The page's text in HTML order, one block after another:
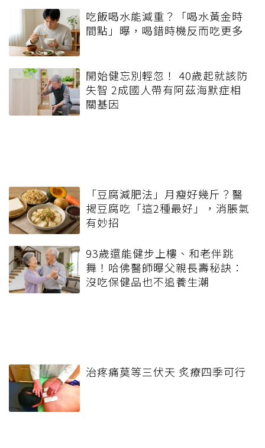
吃飯喝水能減重？「喝水黃金時
間點」曝，喝錯時機反而吃更多
開始健忘別輕忽！ 40歲起就該防
失智 2成國人帶有阿茲海默症相
關基因
「豆腐減肥法」月瘦好幾斤？醫
揭豆腐吃「這2種最好」，消脹氣
有妙招
93歲還能健步上樓、和老伴跳
舞！哈佛醫師曝父親長壽秘訣：
沒吃保健品也不追養生潮
治疼痛莫等三伏天 炙療四季可行